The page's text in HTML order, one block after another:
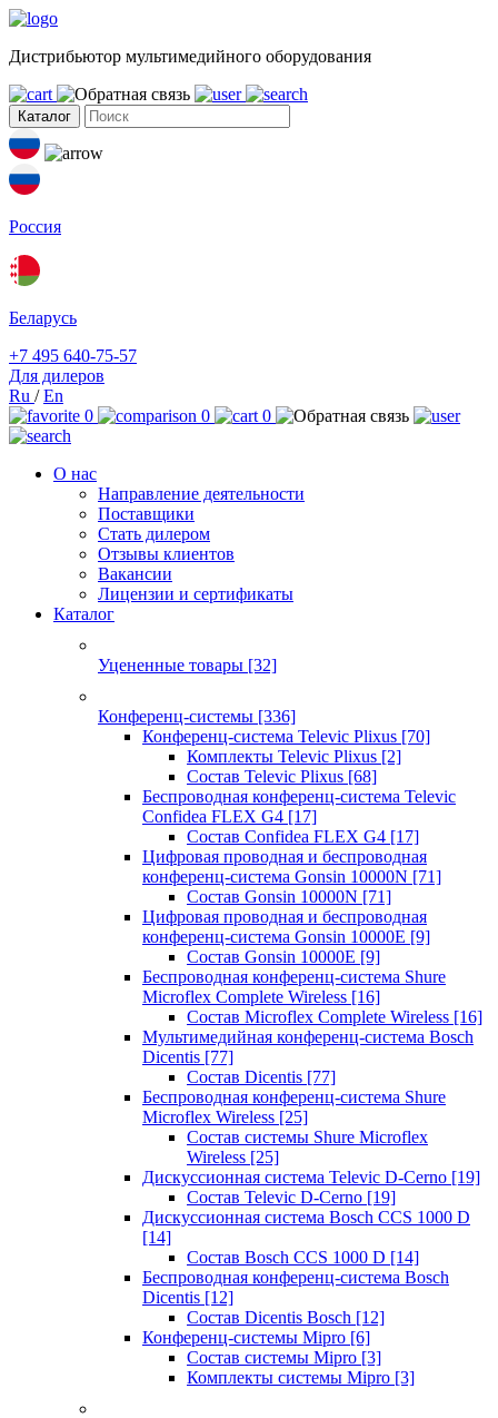
Дистрибьютор мультимедийного оборудования
Каталог
Россия
Беларусь
+7 495 640-75-57
Для дилеров
Ru /En
0
0 0
О нас
Направление деятельности
Поставщики
Стать дилером
Отзывы клиентов
Вакансии
Лицензии и сертификаты
Каталог
Уцененные товары [32]
Конференц-системы [336]
Конференц-система Televic Plixus [70]
Комплекты Televic Plixus [2]
Состав Televic Plixus [68]
Беспроводная конференц-система Televic
Confidea FLEX G4 [17]
Состав Confidea FLEX G4 [17]
Цифровая проводная и беспроводная
конференц-система Gonsin 10000N [71]
Состав Gonsin 10000N [71]
Цифровая проводная и беспроводная
конференц-система Gonsin 10000E [9]
Состав Gonsin 10000E [9]
Беспроводная конференц-система Shure
Microflex Complete Wireless [16]
Состав Microflex Complete Wireless [16]
Мультимедийная конференц-система Bosch
Dicentis [77]
Состав Dicentis [77]
Беспроводная конференц-система Shure
Microflex Wireless [25]
Состав системы Shure Microflex
Wireless [25]
Дискуссионная система Televic D-Cerno [19]
Состав Televic D-Cerno [19]
Дискуссионная система Bosch CCS 1000 D
[14]
Состав Bosch CCS 1000 D [14]
Беспроводная конференц-система Bosch
Dicentis [12]
Состав Dicentis Bosch [12]
Конференц-системы Mipro [6]
Состав системы Mipro [3]
Комплекты системы Mipro [3]